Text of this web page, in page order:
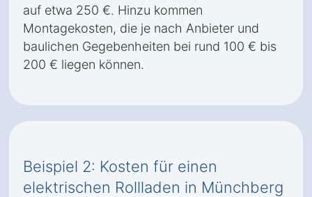
auf etwa 250 €. Hinzu kommen
Montagekosten, die je nach Anbieter und
baulichen Gegebenheiten bei rund 100 € bis
200 € liegen können.
Beispiel 2: Kosten für einen
elektrischen Rollladen in Münchberg